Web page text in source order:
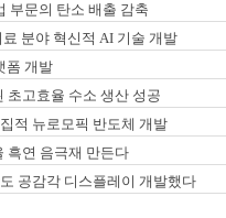
부문의 탄소 배출 감축
분야 혁신적 AI 기술 개발
폼 개발
초고효율 수소 생산 성공
적 뉴로모픽 반도체 개발
흑연 음극재 만든다
공감각 디스플레이 개발했다